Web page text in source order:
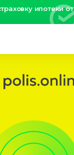
ипотеки от